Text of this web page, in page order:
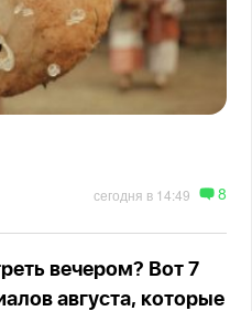
сегодня в 14:49 8
вечером? Вот 7
августа, которые